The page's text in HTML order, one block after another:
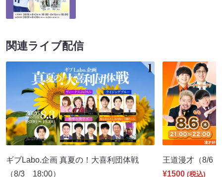
関連ライブ配信
ギブLabo.企画 真夏の！大喜利団体戦
（8/3 18:00）
王道漫才（8/6
¥1500 (税込)